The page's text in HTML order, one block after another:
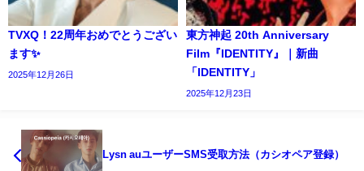
TVXQ！22周年おめでとうござい
ます✨️
2025年12月26日
東方神起 20th Anniversary
Film『IDENTITY』｜新曲
「IDENTITY」
2025年12月23日
Lysn auユーザーSMS受取方法（カシオペア登録）